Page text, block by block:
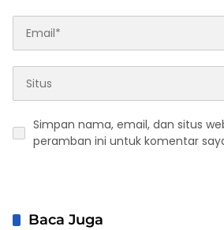
Simpan nama, email, dan situs
peramban ini untuk komentar
Baca Juga